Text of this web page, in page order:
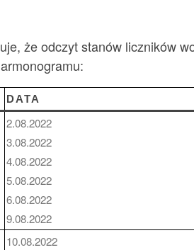
że odczyt stanów liczników
DATA
2.08.2022
3.08.2022
4.08.2022
5.08.2022
6.08.2022
9.08.2022
10.08.2022